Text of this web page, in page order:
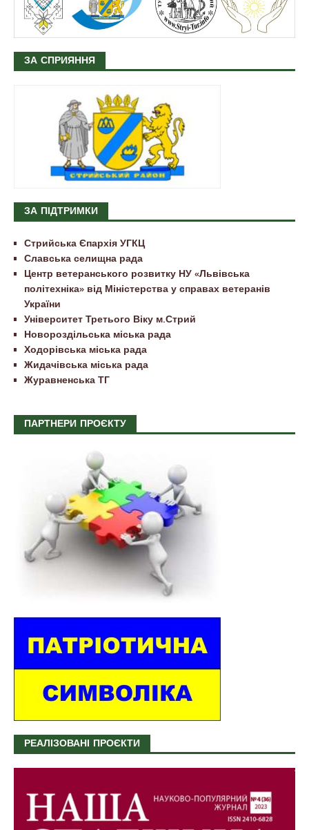
ЗА СПРИЯННЯ
ЗА ПІДТРИМКИ
Стрийська Єпархія УГКЦ
Славська селищна рада
Центр ветеранського розвитку НУ «Львівська
політехніка» від Міністерства у справах ветеранів
України
Університет Третього Віку м.Стрий
Новороздільська міська рада
Ходорівська міська рада
Жидачівська міська рада
Журавненська ТГ
ПАРТНЕРИ ПРОЄКТУ
РЕАЛІЗОВАНІ ПРОЄКТИ